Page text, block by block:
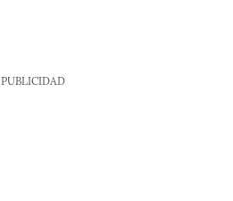
PUBLICIDAD